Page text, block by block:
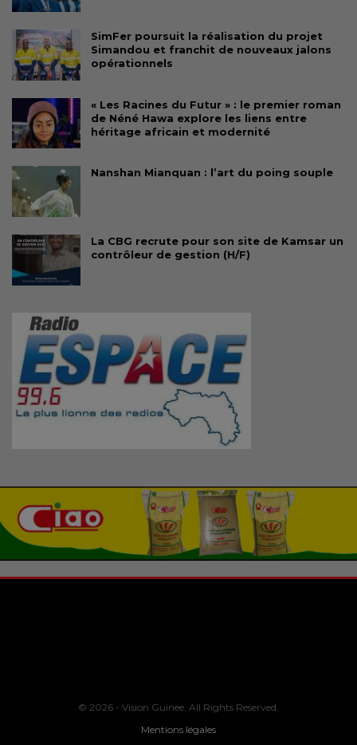
SimFer poursuit la réalisation du projet
Simandou et franchit de nouveaux jalons
opérationnels
« Les Racines du Futur » : le premier roman
de Néné Hawa explore les liens entre
héritage africain et modernité
Nanshan Mianquan : l’art du poing souple
La CBG recrute pour son site de Kamsar un
contrôleur de gestion (H/F)
© 2026 - Vision Guinee. All Rights Reserved.
Mentions légales